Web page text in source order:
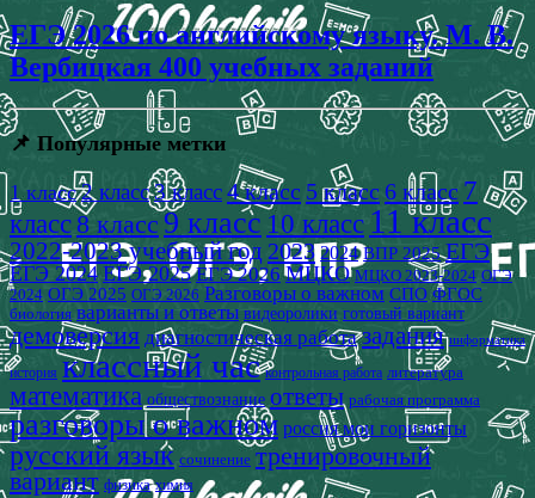
ЕГЭ 2026 по английскому языку. М. В.
Вербицкая 400 учебных заданий
📌 Популярные метки
1 класс 2 класс3 класс4 класс 5 класс 6 класс 7
класс8 класс 9 класс 10 класс 11 класс
2022-2023 учебный год 2023 2024 ВПР 2025 ЕГЭ
ЕГЭ 2024 ЕГЭ 2025 ЕГЭ 2026 МЦКО МЦКО 2023-2024 ОГЭ
2024 ОГЭ 2025 ОГЭ 2026 Разговоры о важном СПО ФГОС
биология варианты и ответы видеоролики готовый вариант
демоверсия диагностическая работа задания информатика
история классный час контрольная работа литература
математика обществознание ответы рабочая программа
разговоры о важном россия мои горизонты
русский язык сочинение тренировочный
вариант физика химия